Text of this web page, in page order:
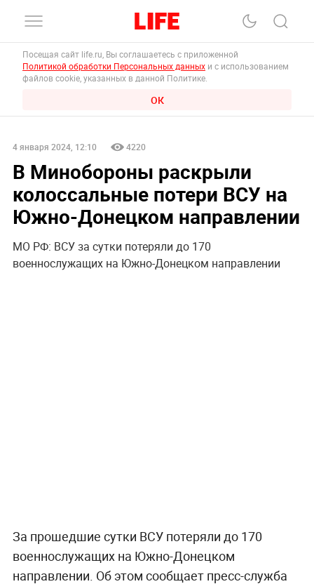
Посещая сайт life.ru, Вы соглашаетесь с приложенной
Политикой обработки Персональных данных и с использованием
файлов cookie, указанных в данной Политике.
ОК
4 января 2024, 12:10 4220
В Минобороны раскрыли
колоссальные потери ВСУ на
Южно-Донецком направлении
МО РФ: ВСУ за сутки потеряли до 170
военнослужащих на Южно-Донецком направлении
За прошедшие сутки ВСУ потеряли до 170
военнослужащих на Южно-Донецком
направлении. Об этом сообщает пресс-служба